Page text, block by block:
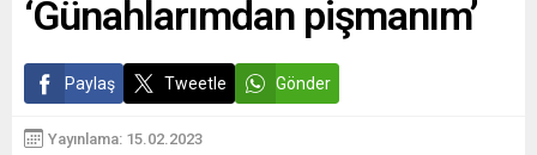
‘Günahlarımdan pişmanım’
Paylaş Tweetle Gönder
Yayınlama: 15.02.2023